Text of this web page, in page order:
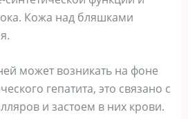
Кожа над бляшками
может возникать на фоне
гепатита, это связано с
и застоем в них крови.